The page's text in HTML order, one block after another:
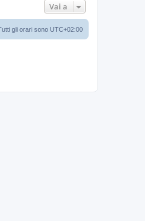
Vai a
gli orari sono UTC+02:00